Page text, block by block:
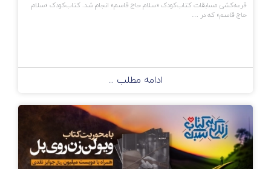
قرعه‌کشی مسابقات کتاب‌کودک «سلام حاج قاسم» انجام شد. کتاب‌کودک «سلام
حاج قاسم» که در …
ادامه مطلب ...